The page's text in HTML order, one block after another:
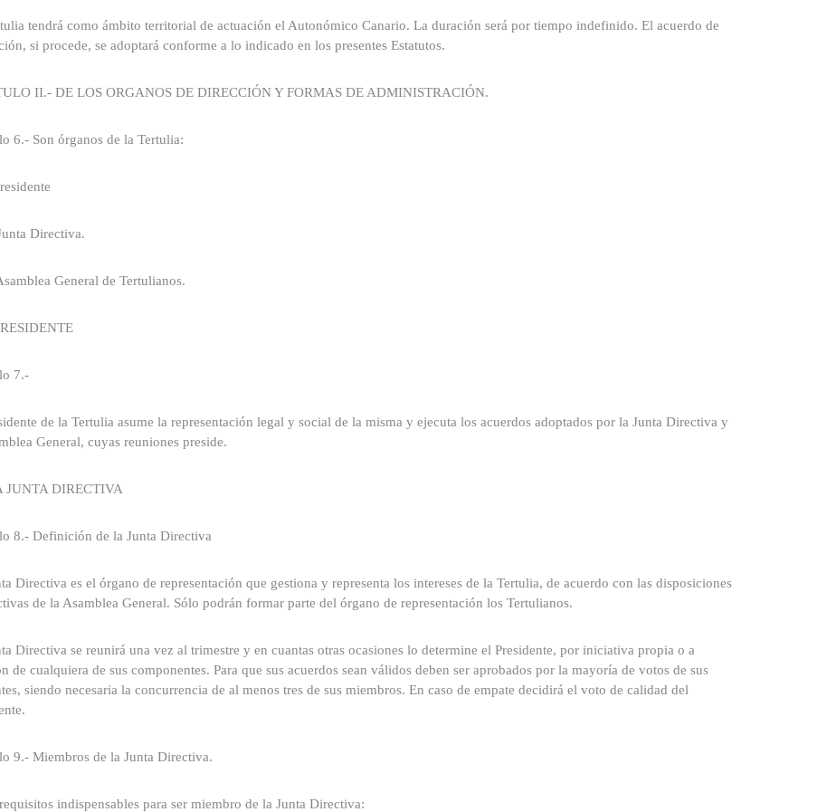
tendrá como ámbito territorial de actuación el Autonómico Canario. La duración será por tiempo indefinido. El acuerdo de
si procede, se adoptará conforme a lo indicado en los presentes Estatutos.
II.- DE LOS ORGANOS DE DIRECCIÓN Y FORMAS DE ADMINISTRACIÓN.
6.- Son órganos de la Tertulia:
Directiva.
General de Tertulianos.
7.-
de la Tertulia asume la representación legal y social de la misma y ejecuta los acuerdos adoptados por la Junta Directiva y
General, cuyas reuniones preside.
JUNTA DIRECTIVA
8.- Definición de la Junta Directiva
Directiva es el órgano de representación que gestiona y representa los intereses de la Tertulia, de acuerdo con las disposiciones
de la Asamblea General. Sólo podrán formar parte del órgano de representación los Tertulianos.
Directiva se reunirá una vez al trimestre y en cuantas otras ocasiones lo determine el Presidente, por iniciativa propia o a
de cualquiera de sus componentes. Para que sus acuerdos sean válidos deben ser aprobados por la mayoría de votos de sus
siendo necesaria la concurrencia de al menos tres de sus miembros. En caso de empate decidirá el voto de calidad del
9.- Miembros de la Junta Directiva.
indispensables para ser miembro de la Junta Directiva: